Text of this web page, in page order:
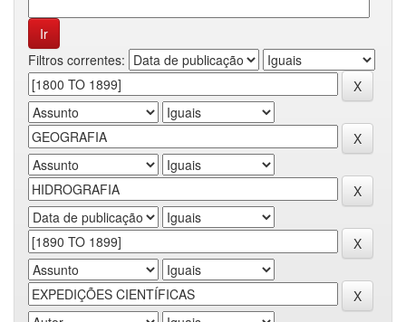
Filtros correntes: